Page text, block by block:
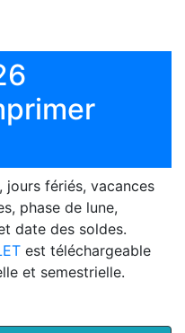
jours fériés, vacances
phase de lune,
date des soldes.
est téléchargeable
et semestrielle.